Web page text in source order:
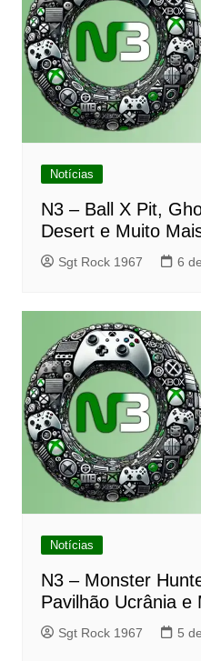
Notícias
N3 – Ball X Pit,
Desert e Muito
Sgt Rock 1967 6
Notícias
N3 – Monster
Pavilhão Ucrânia e
Sgt Rock 1967 5